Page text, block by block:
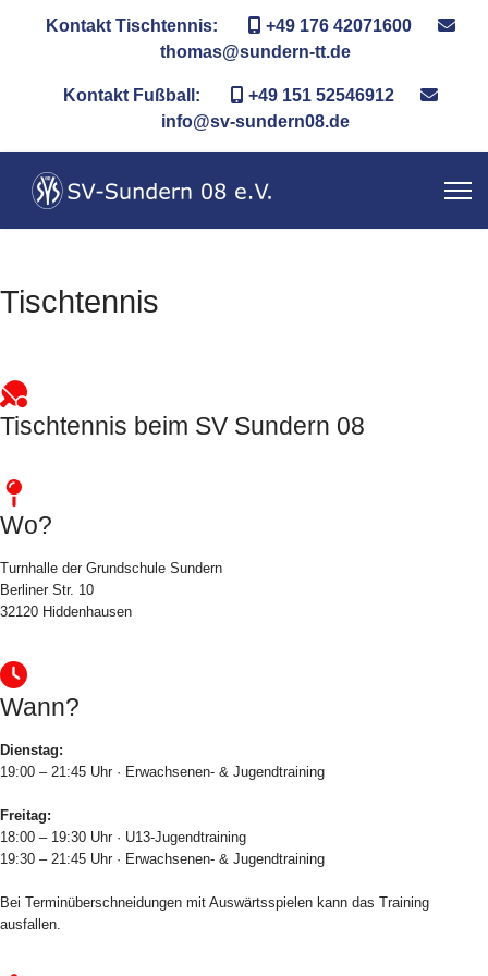
Kontakt Tischtennis:
+49 176 42071600
thomas@sundern-tt.de
Kontakt Fußball:
+49 151 52546912
info@sv-sundern08.de
Tischtennis
Tischtennis beim SV Sundern 08
Wo?
Turnhalle der Grundschule Sundern
Berliner Str. 10
32120 Hiddenhausen
Wann?
Dienstag:
19:00 – 21:45 Uhr · Erwachsenen- & Jugendtraining
Freitag:
18:00 – 19:30 Uhr · U13-Jugendtraining
19:30 – 21:45 Uhr · Erwachsenen- & Jugendtraining
Bei Terminüberschneidungen mit Auswärtsspielen kann das Training
ausfallen.